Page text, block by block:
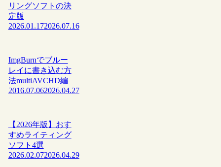
リングソフトの決
定版
2026.01.172026.07.16
ImgBurnでブルー
レイに書き込む方
法multiAVCHD編
2016.07.062026.04.27
【2026年版】おす
すめライティング
ソフト4選
2026.02.072026.04.29